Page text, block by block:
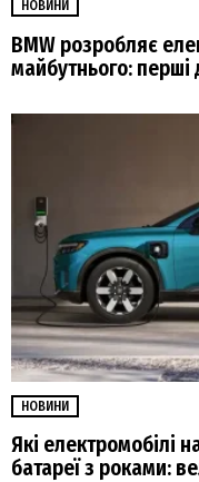
НОВИНИ
BMW розробляє
майбутнього: перші
НОВИНИ
Які електромобілі
батареї з роками: